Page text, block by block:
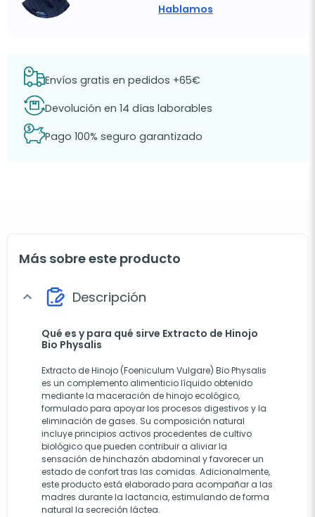
Hablamos
Envíos gratis en pedidos +65€
Devolución en 14 días laborables
Pago 100% seguro garantizado
Más sobre este producto
expand_more Descripción
Qué es y para qué sirve Extracto de Hinojo
Bio Physalis
Extracto de Hinojo (Foeniculum Vulgare) Bio Physalis
es un complemento alimenticio líquido obtenido
mediante la maceración de hinojo ecológico,
formulado para apoyar los procesos digestivos y la
eliminación de gases. Su composición natural
incluye principios activos procedentes de cultivo
biológico que pueden contribuir a aliviar la
sensación de hinchazón abdominal y favorecer un
estado de confort tras las comidas. Adicionalmente,
este producto está elaborado para acompañar a las
madres durante la lactancia, estimulando de forma
natural la secreción láctea.